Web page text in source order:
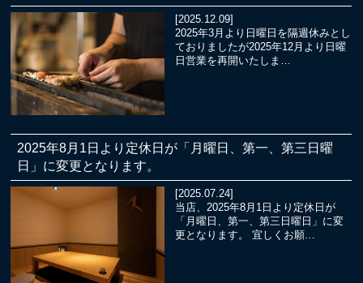
[2025.12.09]
2025年3月より日曜日を隔週休みとし
ておりましたが2025年12月より日曜
日営業を再開いたしま…
2025年8月1日より定休日が「月曜日、第一、第三日曜
日」に変更となります。
[2025.07.24]
当店、2025年8月1日より定休日が
「月曜日、第一、第三日曜日」に変
更となります。 宜しくお願…